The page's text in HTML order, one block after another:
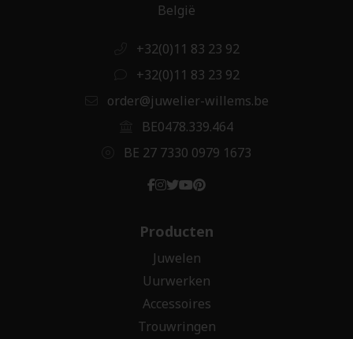
België
+32(0)11 83 23 92
+32(0)11 83 23 92
order@juwelier-willems.be
BE0478.339.464
BE 27 7330 0979 1673
Producten
Juwelen
Uurwerken
Accessoires
Trouwringen